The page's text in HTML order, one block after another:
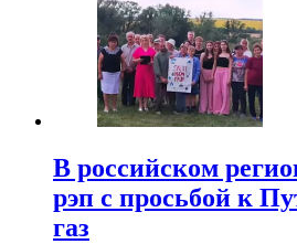
В российском
рэп с просьбой к
газ